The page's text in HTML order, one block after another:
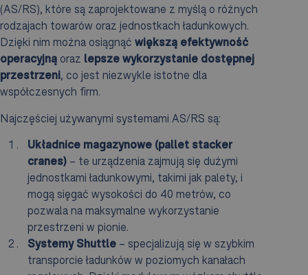
(AS/RS), które są zaprojektowane z myślą o różnych
rodzajach towarów oraz jednostkach ładunkowych.
Dzięki nim można osiągnąć większą efektywność
operacyjną oraz lepsze wykorzystanie dostępnej
przestrzeni, co jest niezwykle istotne dla
współczesnych firm.
Najczęściej używanymi systemami AS/RS są:
Układnice magazynowe (pallet stacker
cranes) – te urządzenia zajmują się dużymi
jednostkami ładunkowymi, takimi jak palety, i
mogą sięgać wysokości do 40 metrów, co
pozwala na maksymalne wykorzystanie
przestrzeni w pionie.
Systemy Shuttle – specjalizują się w szybkim
transporcie ładunków w poziomych kanałach